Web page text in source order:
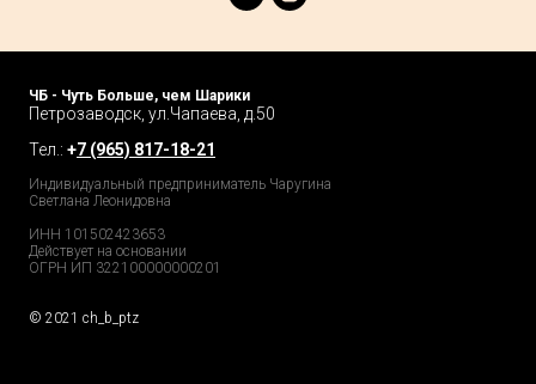
ЧБ - Чуть Больше, чем Шарики
Петрозаводск, ул.Чапаева, д.50
Тел.: +7 (965) 817-18-21
Индивидуальный предприниматель Чаругина
Светлана Леонидовна
ИНН 101502423653
Действует на основании
ОГРН ИП 322100000000201
© 2021 ch_b_ptz